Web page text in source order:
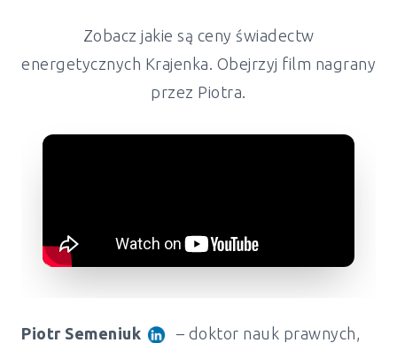
Zobacz jakie są ceny świadectw
energetycznych Krajenka . Obejrzyj film nagrany
przez Piotra.
Piotr Semeniuk
– doktor nauk prawnych,